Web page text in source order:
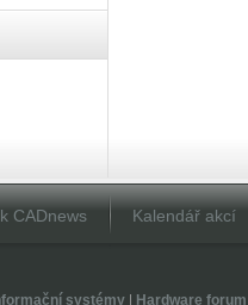
CADnews Kalendář akcí
systémy| Hardware forum